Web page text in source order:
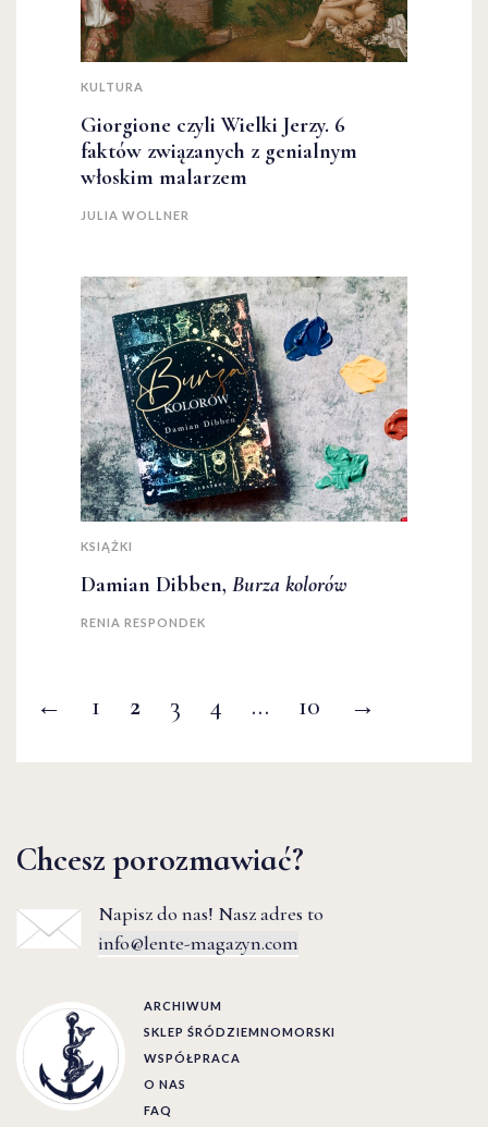
KULTURA
Giorgione czyli Wielki Jerzy. 6
faktów związanych z genialnym
włoskim malarzem
JULIA WOLLNER
KSIĄŻKI
Damian Dibben, Burza kolorów
RENIA RESPONDEK
← 1 2 3 4 … 10 →
Chcesz porozmawiać?
Napisz do nas! Nasz adres to
info@lente-magazyn.com
ARCHIWUM
SKLEP ŚRÓDZIEMNOMORSKI
WSPÓŁPRACA
O NAS
FAQ